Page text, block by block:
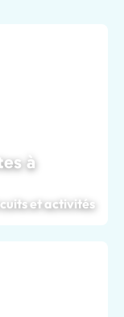
à
et activités